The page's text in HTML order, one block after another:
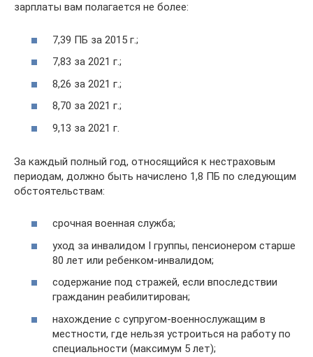
зарплаты вам полагается не более:
7,39 ПБ за 2015 г.;
7,83 за 2021 г.;
8,26 за 2021 г.;
8,70 за 2021 г.;
9,13 за 2021 г.
За каждый полный год, относящийся к нестраховым
периодам, должно быть начислено 1,8 ПБ по следующим
обстоятельствам:
срочная военная служба;
уход за инвалидом I группы, пенсионером старше
80 лет или ребенком-инвалидом;
содержание под стражей, если впоследствии
гражданин реабилитирован;
нахождение с супругом-военнослужащим в
местности, где нельзя устроиться на работу по
специальности (максимум 5 лет);